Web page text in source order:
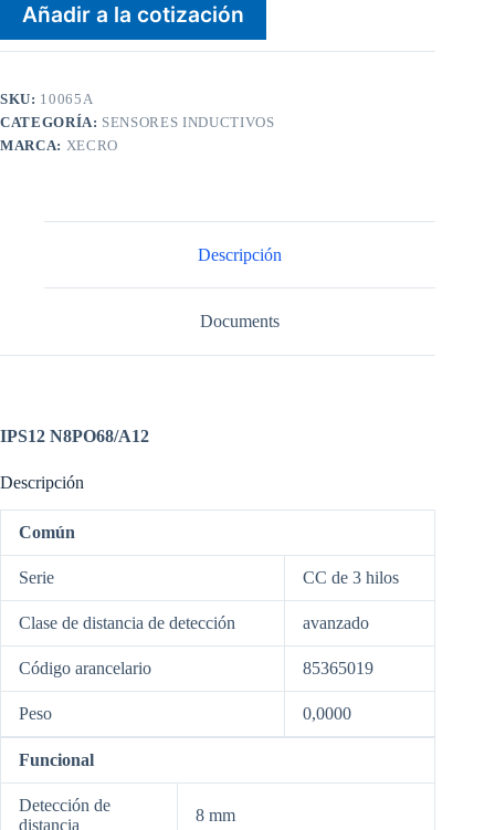
Añadir a la cotización
SKU: 10065A
CATEGORÍA: SENSORES INDUCTIVOS
MARCA: XECRO
Descripción
Documents
IPS12 N8PO68/A12
Descripción
Común
Serie CC de 3 hilos
Clase de distancia de detección avanzado
Código arancelario 85365019
Peso 0,0000
Funcional
Detección de
distancia
8 mm